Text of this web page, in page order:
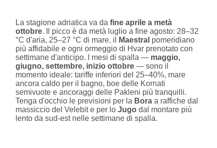
La stagione adriatica va da fine aprile a metà
ottobre. Il picco è da metà luglio a fine agosto: 28–32
°C d'aria, 25–27 °C di mare, il
Maestral pomeridiano
più affidabile e ogni ormeggio di Hvar prenotato con
settimane d'anticipo. I mesi di spalla — maggio,
giugno, settembre, inizio ottobre — sono il
momento ideale: tariffe inferiori del 25–40%, mare
ancora caldo per il bagno, boe delle Kornati
semivuote e ancoraggi delle Pakleni più tranquilli.
Tenga d'occhio le previsioni per la Bora a raffiche dal
massiccio del Velebit e per lo Jugo dal montare più
lento da sud-est nelle settimane di spalla.